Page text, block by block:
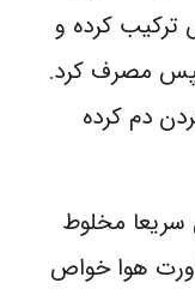
ترکیب کرده و
و سپس مصرف کرد.
دم کرده
سریعا مخلوط
هوا خواص